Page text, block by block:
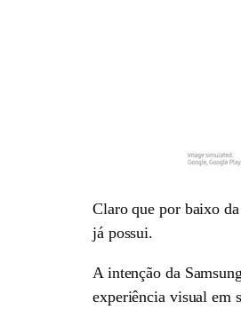
Claro que por baixo
já possui.
A intenção da
experiência visual em